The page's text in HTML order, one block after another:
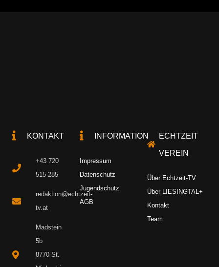
KONTAKT
+43 720
515 285
redaktion@echtzeit-
tv.at
Madstein
5b
8770 St.
INFORMATION
Impressum
Datenschutz
Jugendschutz
AGB
ECHTZEIT
VEREIN
Über Echtzeit-TV
Über LIESINGTAL+
Kontakt
Team